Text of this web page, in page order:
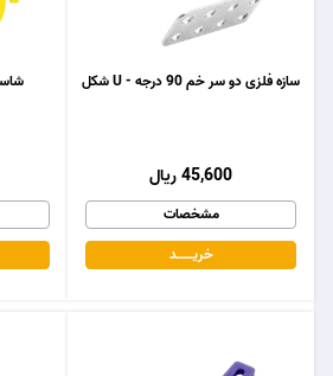
سازه فلزی دو سر خم 90 درجه - U شکل
45,600 ریال
مشخصات
خریـــــــد